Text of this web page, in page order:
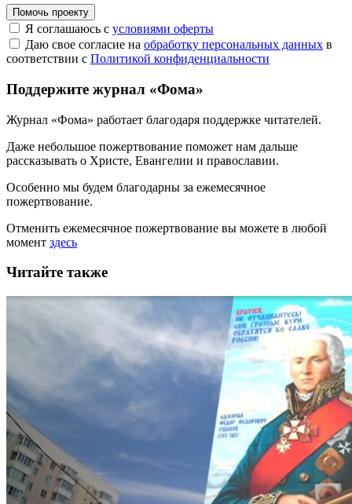
Помочь проекту
Я соглашаюсь с условиями оферты
Даю свое согласие на обработку персональных данных в
соответствии с Политикой конфиденциальности
Поддержите журнал «Фома»
Журнал «Фома» работает благодаря поддержке читателей.
Даже небольшое пожертвование поможет нам дальше
рассказывать о Христе, Евангелии и православии.
Особенно мы будем благодарны за ежемесячное
пожертвование.
Отменить ежемесячное пожертвование вы можете в любой
момент здесь
Читайте также